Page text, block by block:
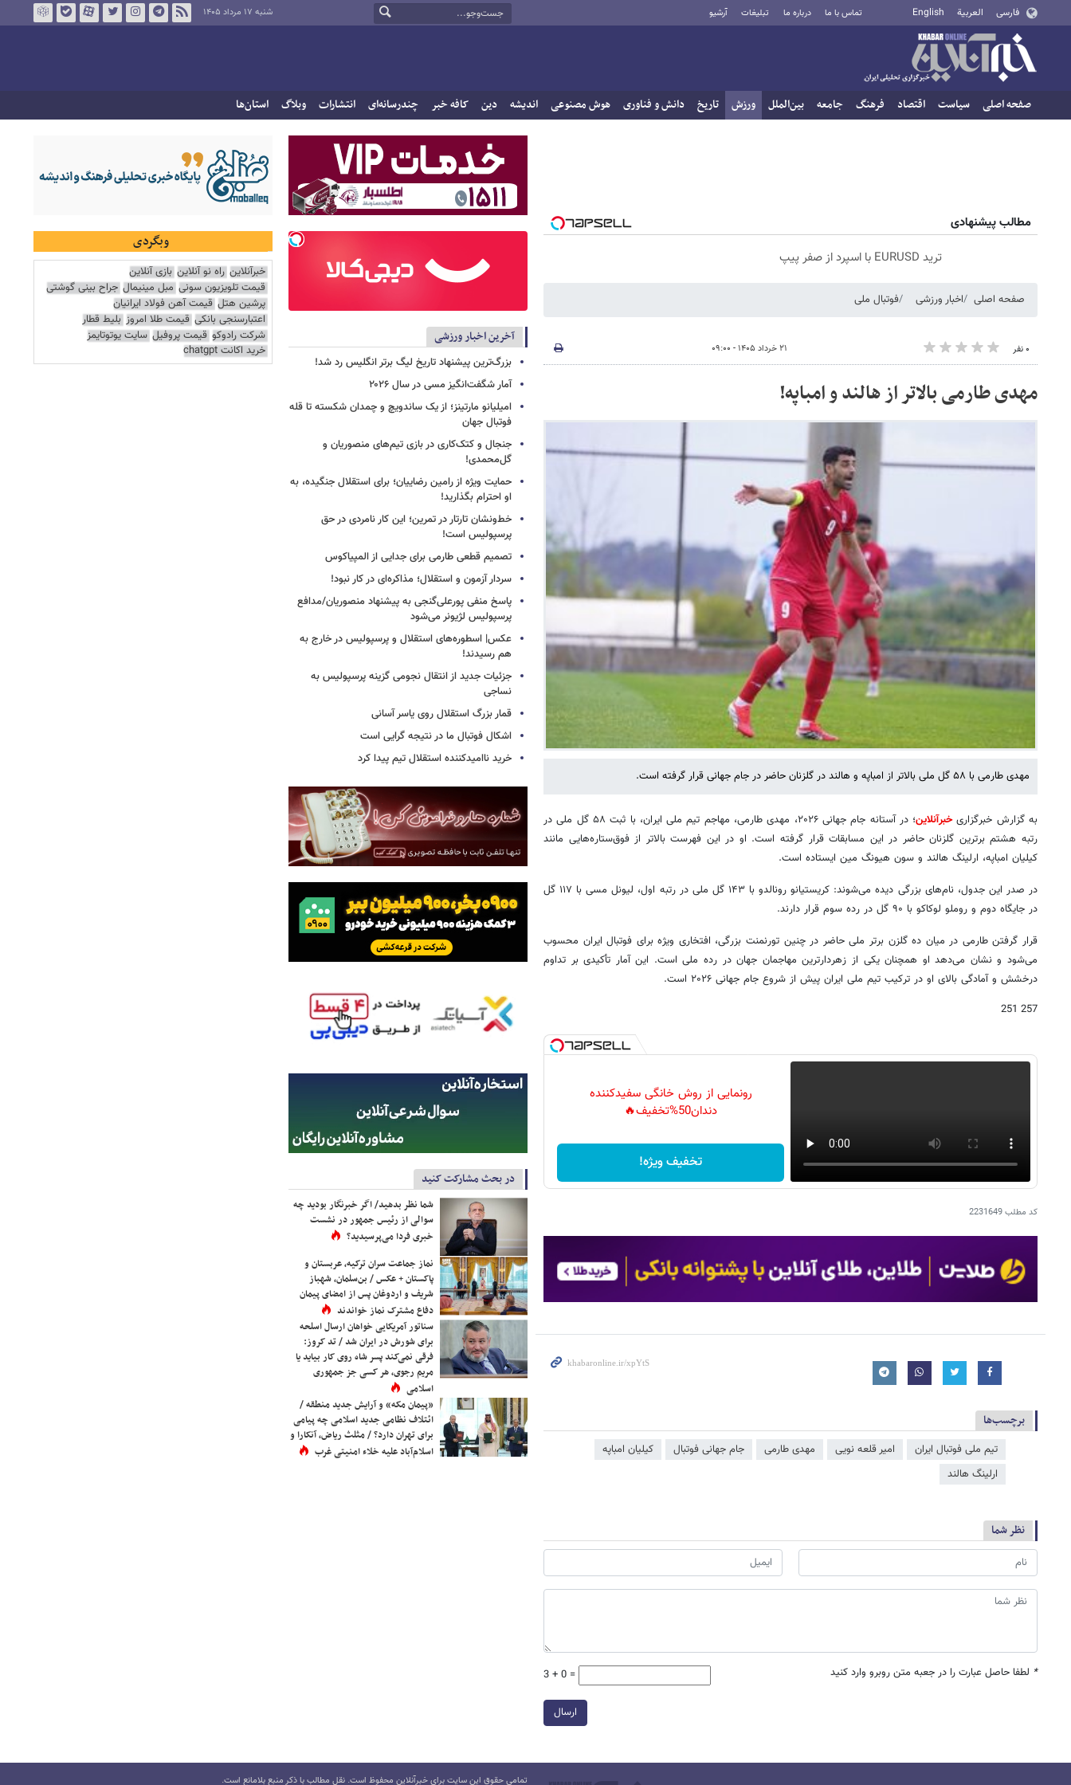
فارسی العربية English تماس با ما درباره ما تبلیغات آرشیو شنبه ۱۷ مرداد ۱۴۰۵
صفحه اصلی سیاست اقتصاد فرهنگ جامعه بین‌الملل ورزش تاریخ دانش و فناوری هوش مصنوعی اندیشه دین کافه خبر چندرسانه‌ای انتشارات وبلاگ استان‌ها
مطالب پیشنهادی
ترید EURUSD با اسپرد از صفر پیپ
صفحه اصلی اخبار ورزشی فوتبال ملی
۰ نفر ۲۱ خرداد ۱۴۰۵ - ۰۹:۰۰
مهدی طارمی بالاتر از هالند و امباپه!
مهدی طارمی با ۵۸ گل ملی بالاتر از امباپه و هالند در گلزنان حاضر در جام جهانی قرار گرفته است.
به گزارش خبرگزاریخبرآنلاین
؛ در آستانه جام جهانی ۲۰۲۶، مهدی طارمی، مهاجم تیم ملی ایران، با ثبت ۵۸ گل ملی در
رتبه هشتم برترین گلزنان حاضر در این مسابقات قرار گرفته است. او در این فهرست بالاتر از فوق‌ستاره‌هایی مانند
کیلیان امباپه، ارلینگ هالند و سون هیونگ مین ایستاده است.
در صدر این جدول، نام‌های بزرگی دیده می‌شوند: کریستیانو رونالدو با ۱۴۳ گل ملی در رتبه اول، لیونل مسی با ۱۱۷ گل
در جایگاه دوم و روملو لوکاکو با ۹۰ گل در رده سوم قرار دارند.
قرار گرفتن طارمی در میان ده گلزن برتر ملی حاضر در چنین تورنمنت بزرگی، افتخاری ویژه برای فوتبال ایران محسوب
می‌شود و نشان می‌دهد او همچنان یکی از زهردارترین مهاجمان جهان در رده ملی است. این آمار تأکیدی بر تداوم
درخشش و آمادگی بالای او در ترکیب تیم ملی ایران پیش از شروع جام جهانی ۲۰۲۶ است.
257 251
رونمایی از روش خانگی سفیدکننده
دندان50%تخفیف🔥
تخفیف ویژه!
کد مطلب2231649
برچسب‌ها
تیم ملی فوتبال ایران امیر قلعه نویی مهدی طارمی جام جهانی فوتبال
کیلیان امباپه
ارلینگ هالند
نظر شما
* لطفا حاصل عبارت را در جعبه متن روبرو وارد کنید 3 + 0 =
ارسال
آخرین اخبار ورزشی
بزرگ‌ترین پیشنهاد تاریخ لیگ برتر انگلیس رد شد!
آمار شگفت‌انگیز مسی در سال ۲۰۲۶
امیلیانو مارتینز؛ از یک ساندویچ و چمدان شکسته تا قله
فوتبال جهان
جنجال و کتک‌کاری در بازی تیم‌های منصوریان و
گل‌محمدی!
حمایت ویژه از رامین رضاییان؛ برای استقلال جنگیده، به
او احترام بگذارید!
خط‌ونشان تارتار در تمرین؛ این کار نامردی در حق
پرسپولیس است!
تصمیم قطعی طارمی برای جدایی از المپیاکوس
سردار آزمون و استقلال؛ مذاکره‌ای در کار نبود!
پاسخ منفی پورعلی‌گنجی به پیشنهاد منصوریان/مدافع
پرسپولیس لژیونر می‌شود
عکس| اسطوره‌های استقلال و پرسپولیس در خارج به
هم رسیدند!
جزئیات جدید از انتقال نجومی گزینه پرسپولیس به
نساجی
قمار بزرگ استقلال روی یاسر آسانی
اشکال فوتبال ما در نتیجه گرایی است
خرید ناامیدکننده استقلال تیم پیدا کرد
در بحث مشارکت کنید
شما نظر بدهید/ اگر خبرنگار بودید چه
سوالی از رئیس جمهور در نشست
خبری فردا می‌پرسیدید؟
نماز جماعت سران ترکیه، عربستان و
پاکستان + عکس / بن‌سلمان، شهباز
شریف و اردوغان پس از امضای پیمان
دفاع مشترک نماز خواندند
سناتور آمریکایی خواهان ارسال اسلحه
برای شورش در ایران شد / تد کروز:
فرقی نمی‌کند پسر شاه روی کار بیاید یا
مریم رجوی، هر کسی جز جمهوری
اسلامی
«پیمان مکه» و آرایش جدید منطقه /
ائتلاف نظامی جدید اسلامی چه پیامی
برای تهران دارد؟ / مثلث ریاض، آنکارا و
اسلام‌آباد علیه خلاء امنیتی غرب
وبگردی
خبرآنلاین راه نو آنلاین بازی آنلاین
قیمت تلویزیون سونی مبل مینیمال جراح بینی گوشتی
پرشین هتل قیمت آهن فولاد ایرانیان
اعتبارسنجی بانکی قیمت طلا امروز بلیط قطار
شرکت رادوکو قیمت پروفیل سایت یوتوتایمز
خرید اکانت chatgpt
تمامی حقوق این سایت برای خبرآنلاین محفوظ است. نقل مطالب با ذکر منبع بلامانع است.